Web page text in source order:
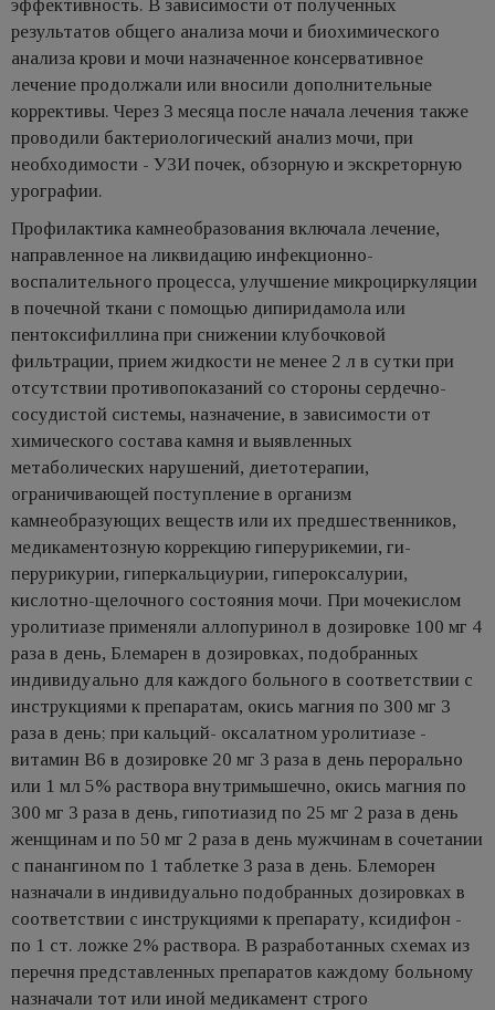
эффективность. В зависимости от полученных
результатов обще­го анализа мочи и биохимического
анализа крови и мочи назначенное консервативное
лечение продолжали или вносили дополнительные
коррективы. Через 3 месяца после начала лечения также
проводили бактериологический анализ мочи, при
необходимости - УЗИ почек, обзорную и экскреторную
урографии.
Профилактика камнеобразования включала лечение,
направленное на ликвидацию инфекционно­
воспалительного процесса, улучшение микроциркуляции
в почечной ткани с помощью дипиридамола или
пентоксифиллина при снижении клубочковой
фильтрации, прием жидкости не менее 2 л в сутки при
отсутствии противопоказаний со стороны сердечно-
сосудистой системы, назначение, в зависимости от
химического состава камня и выявленных
метаболических нарушений, диетотерапии,
ограничивающей поступление в организм
камнеобразующих веществ или их предшественников,
медикаментозную коррекцию гиперурикемии, ги-
перурикурии, гиперкальциурии, гипероксалурии,
кислотно-щелочного состояния мочи. При мочекислом
уролитиазе применяли аллопуринол в дозировке 100 мг 4
раза в день, Блемарен в дозировках, подобранных
индивидуально для каждого больного в соответствии с
инструкциями к препаратам, окись магния по 300 мг 3
раза в день; при кальций- оксалатном уролитиазе -
витамин В6 в дозировке 20 мг 3 раза в день перорально
или 1 мл 5% раствора внутримышечно, окись магния по
300 мг 3 раза в день, гипотиазид по 25 мг 2 раза в день
женщинам и по 50 мг 2 раза в день мужчинам в сочетании
с панангином по 1 таблетке 3 раза в день. Блеморен
назначали в индивидуально подобранных дозировках в
соответствии с инструкциями к препарату, ксидифон -
по 1 ст. ложке 2% раствора. В разработанных схемах из
перечня представленных препаратов каждому больному
назначали тот или иной медикамент строго